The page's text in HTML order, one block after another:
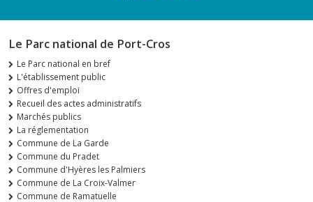
Le Parc national de Port-Cros
Le Parc national en bref
L'établissement public
Offres d'emploi
Recueil des actes administratifs
Marchés publics
La réglementation
Commune de La Garde
Commune du Pradet
Commune d'Hyères les Palmiers
Commune de La Croix-Valmer
Commune de Ramatuelle